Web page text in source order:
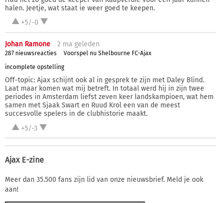
halen. Jeetje, wat staat ie weer goed te keepen.
+5/-0
Johan Ramone 2 ma geleden
287 nieuwsreacties
Voorspel nu Shelbourne FC-Ajax
incomplete opstelling
Off-topic: Ajax schijnt ook al in gesprek te zijn met Daley Blind.
Laat maar komen wat mij betreft. In totaal werd hij in zijn twee
periodes in Amsterdam liefst zeven keer landskampioen, wat hem
samen met Sjaak Swart en Ruud Krol een van de meest
succesvolle spelers in de clubhistorie maakt.
+5/-3
Ajax E-zine
Meer dan 35.500 fans zijn lid van onze nieuwsbrief. Meld je ook
aan!